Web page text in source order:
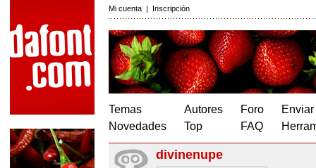
Mi cuenta | Inscripción
Temas
Novedades
Autores
Top
Foro
FAQ
divinenupe